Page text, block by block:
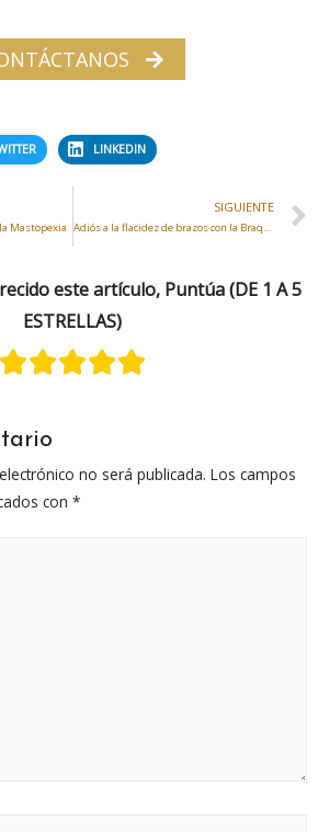
LINKEDIN
Mastopexia
SIGUIENTE
Adiós a la flacidez de brazos con la Braquioplastia
este artículo, Puntúa (DE 1 A 5
ESTRELLAS)
no será publicada. Los campos
con *